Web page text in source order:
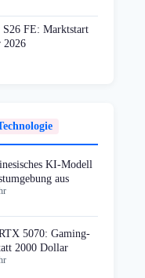
S26 FE: Marktstart
2026
KI-Modell
aus
5070: Gaming-
2000 Dollar